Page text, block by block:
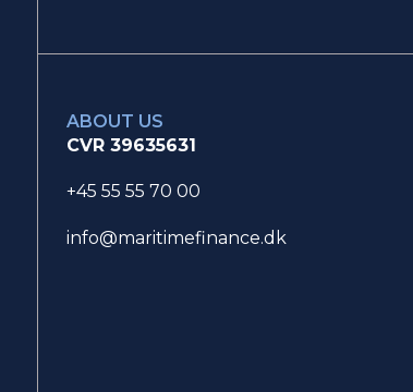
ABOUT US
CVR 39635631
+45 55 55 70 00
info@maritimefinance.dk